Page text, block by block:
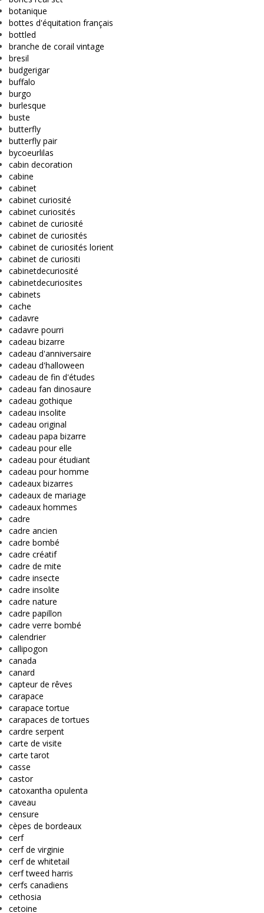
botanique
bottes d'équitation français
bottled
branche de corail vintage
bresil
budgerigar
buffalo
burgo
burlesque
buste
butterfly
butterfly pair
bycoeurlilas
cabin decoration
cabine
cabinet
cabinet curiosité
cabinet curiosités
cabinet de curiosité
cabinet de curiosités
cabinet de curiosités lorient
cabinet de curiositi
cabinetdecuriosité
cabinetdecuriosites
cabinets
cache
cadavre
cadavre pourri
cadeau bizarre
cadeau d'anniversaire
cadeau d'halloween
cadeau de fin d'études
cadeau fan dinosaure
cadeau gothique
cadeau insolite
cadeau original
cadeau papa bizarre
cadeau pour elle
cadeau pour étudiant
cadeau pour homme
cadeaux bizarres
cadeaux de mariage
cadeaux hommes
cadre
cadre ancien
cadre bombé
cadre créatif
cadre de mite
cadre insecte
cadre insolite
cadre nature
cadre papillon
cadre verre bombé
calendrier
callipogon
canada
canard
capteur de rêves
carapace
carapace tortue
carapaces de tortues
cardre serpent
carte de visite
carte tarot
casse
castor
catoxantha opulenta
caveau
censure
cèpes de bordeaux
cerf
cerf de virginie
cerf de whitetail
cerf tweed harris
cerfs canadiens
cethosia
cetoine